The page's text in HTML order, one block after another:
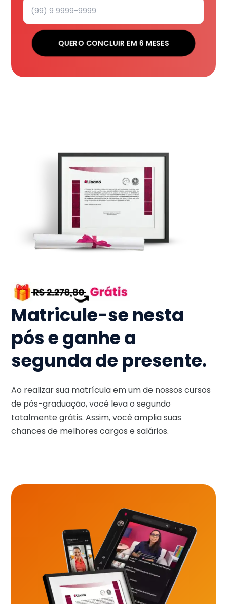
QUERO CONCLUIR EM 6 MESES
Matricule-se nesta
pós e ganhe a
segunda de presente.
Ao realizar sua matrícula em um de nossos cursos
de pós-graduação, você leva o segundo
totalmente grátis. Assim, você amplia suas
chances de melhores cargos e salários.